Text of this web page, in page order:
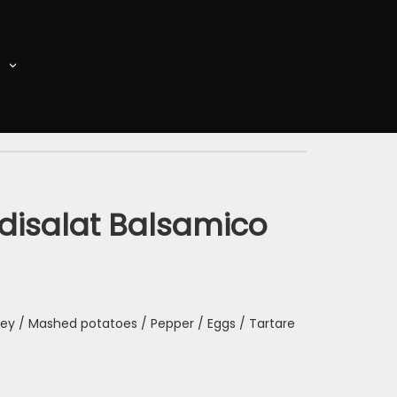
Balsamico
/ Mashed potatoes / Pepper / Eggs / Tartare